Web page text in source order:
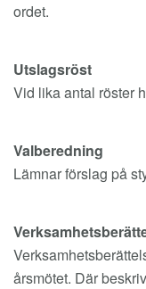
ordet.
Utslagsröst
Vid lika antal röster
Valberedning
Lämnar förslag på
årsmötet. Där